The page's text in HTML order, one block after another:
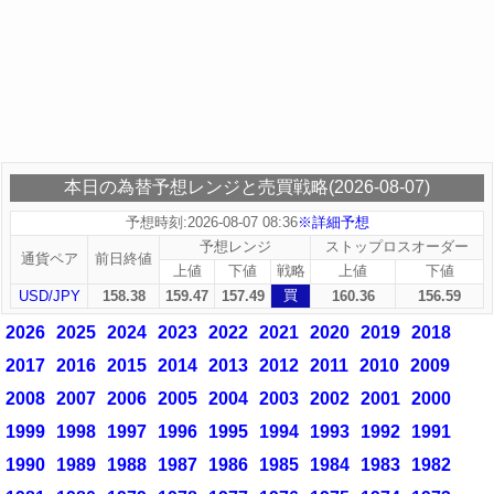
本日の為替予想レンジと売買戦略(2026-08-07)
予想時刻:2026-08-07 08:36※詳細予想
通貨ペア 前日終値
予想レンジ
ストップロスオーダー
上値
下値 戦略 上値
下値
USD/JPY
158.38 159.47 157.49 買 160.36 156.59
2026 2025 2024 2023 2022 2021 2020 2019 2018
2017 2016 2015 2014 2013 2012 2011 2010 2009
2008 2007 2006 2005 2004 2003 2002 2001 2000
1999
1998 1997 1996 1995 1994 1993 1992
1991
1990
1989 1988 1987 1986 1985 1984 1983
1982